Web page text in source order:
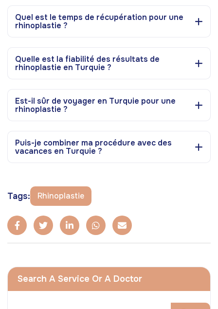
Quel est le temps de récupération pour une
rhinoplastie ?
Quelle est la fiabilité des résultats de
rhinoplastie en Turquie ?
Est-il sûr de voyager en Turquie pour une
rhinoplastie ?
Puis-je combiner ma procédure avec des
vacances en Turquie ?
Tags: Rhinoplastie
Search A Service Or A Doctor